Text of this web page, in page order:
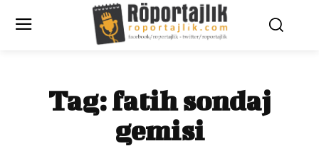
Tag:fatih sondaj
gemisi